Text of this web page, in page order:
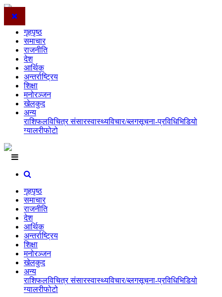
गृहपृष्ठ
समाचार
राजनीति
देश
आर्थिक
अन्तर्राष्ट्रिय
शिक्षा
मनोरञ्जन
खेलकुद
अन्य
राशिफलविचित्र संसारस्वास्थ्यविचार/ब्लगसूचना-प्रविधिभिडियो
ग्यालरीफोटो
गृहपृष्ठ
समाचार
राजनीति
देश
आर्थिक
अन्तर्राष्ट्रिय
शिक्षा
मनोरञ्जन
खेलकुद
अन्य
राशिफलविचित्र संसारस्वास्थ्यविचार/ब्लगसूचना-प्रविधिभिडियो
ग्यालरीफोटो